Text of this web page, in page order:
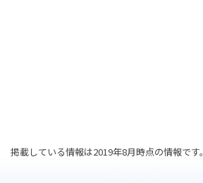
掲載している情報は2019年8月時点の情報です。